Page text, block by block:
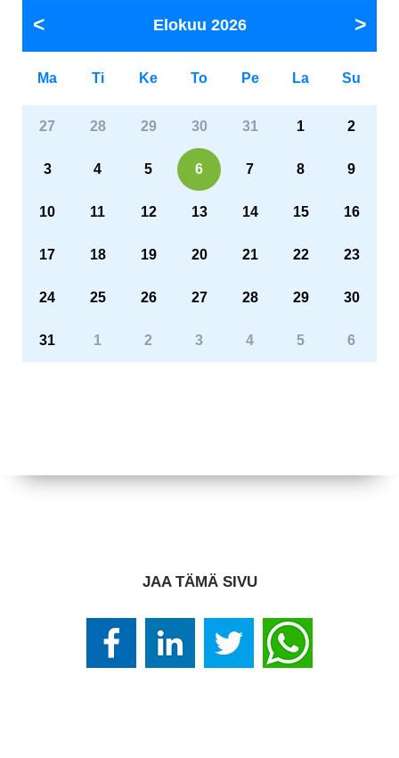
Elokuu 2026
Ma Ti Ke To Pe La Su
27 28 29 30 31 1 2
3 4 5 6 7 8 9
10 11 12 13 14 15 16
17 18 19 20 21 22 23
24 25 26 27 28 29 30
31 1 2 3 4 5 6
JAA TÄMÄ SIVU